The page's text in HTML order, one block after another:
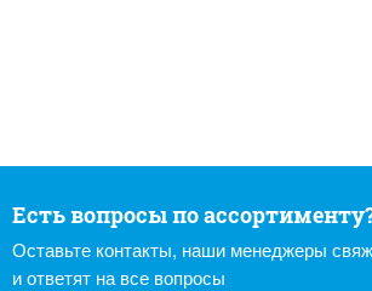
Есть вопросы по
Оставьте контакты, наши менеджеры
и ответят на все вопросы